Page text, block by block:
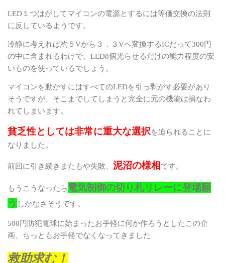
LED １つはがしてマイコンの電源とするには等価交換の法則
に反しているようです。
冷静に考えれば約５Vから３．３Vへ変換するICだって300円
の中に含まれるわけで、 LED8個光らせるだけの能力程度の安
いものを使っているでしょう。
マイコンを動かすにはすべてのLEDを引っ剥がす必要があり
そうですが、そこまでしてしまうと完全に元の機能は損なわ
れてしまいます。
貧乏性としては非常に重大な選択を迫られることに
なりました。
前回に引き続きまたもや失敗、 泥沼の様相 です。
もうこうなったら 電気制御の切り札リレーに登場願
う しかなさそうです。
500円防犯電球に始まったお手軽に何か作ろうとしたこの企
画、ちっともお手軽でなくなってきました
救助求む！